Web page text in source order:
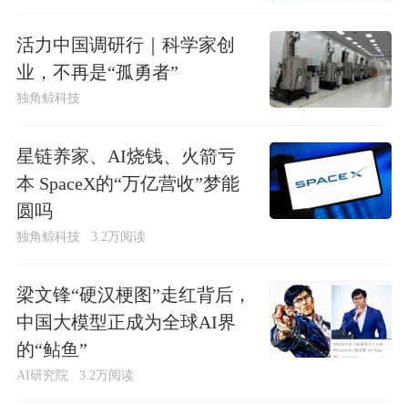
活力中国调研行｜科学家创
业，不再是“孤勇者”
独角鲸科技
星链养家、AI烧钱、火箭亏
本 SpaceX的“万亿营收”梦能
圆吗
独角鲸科技 3.2万阅读
梁文锋“硬汉梗图”走红背后，
中国大模型正成为全球AI界
的“鲇鱼”
AI研究院 3.2万阅读